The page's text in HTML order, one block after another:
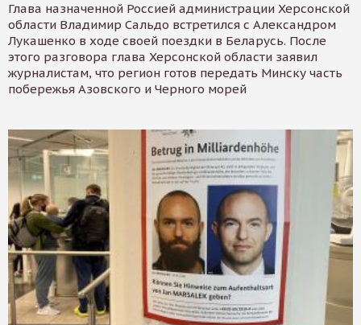
Глава назначенной Россией администрации Херсонской
области Владимир Сальдо встретился с Александром
Лукашенко в ходе своей поездки в Беларусь. После
этого разговора глава Херсонской области заявил
журналистам, что регион готов передать Минску часть
побережья Азовского и Черного морей